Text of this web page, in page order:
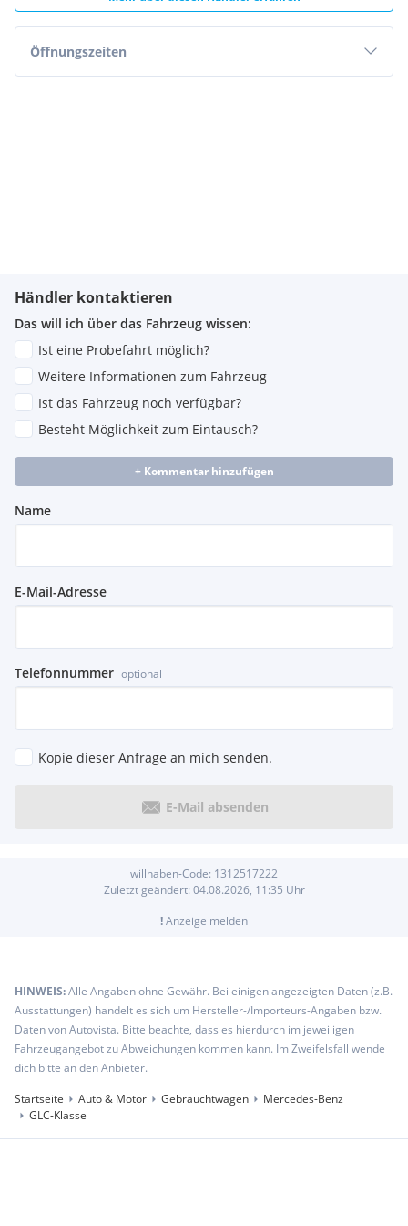
Öffnungszeiten
Händler kontaktieren
Das will ich über das Fahrzeug wissen:
Ist eine Probefahrt möglich?
Weitere Informationen zum Fahrzeug
Ist das Fahrzeug noch verfügbar?
Besteht Möglichkeit zum Eintausch?
+ Kommentar hinzufügen
Name
E-Mail-Adresse
Telefonnummer optional
Kopie dieser Anfrage an mich senden.
E-Mail absenden
willhaben-Code: 1312517222
Zuletzt geändert: 04.08.2026, 11:35 Uhr
!Anzeige melden
HINWEIS:Alle Angaben ohne Gewähr. Bei einigen angezeigten Daten (z.B.
Ausstattungen) handelt es sich um Hersteller-/Importeurs-Angaben bzw.
Daten von Autovista. Bitte beachte, dass es hierdurch im jeweiligen
Fahrzeugangebot zu Abweichungen kommen kann. Im Zweifelsfall wende
dich bitte an den Anbieter.
Startseite
Auto & Motor Gebrauchtwagen
Mercedes-Benz
GLC-Klasse